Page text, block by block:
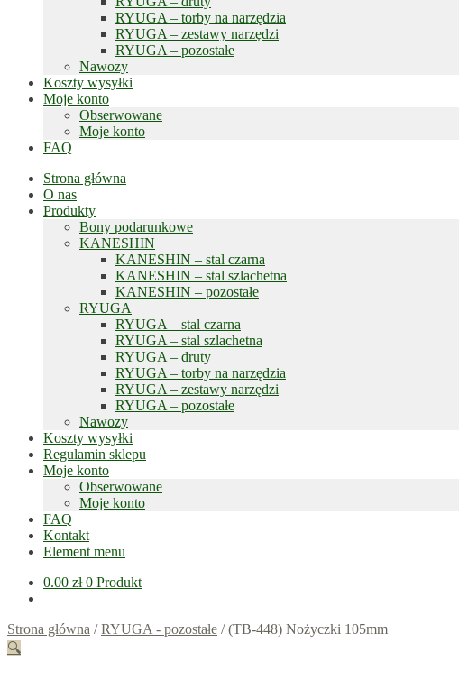
RYUGA – torby na narzędzia
RYUGA – zestawy narzędzi
RYUGA – pozostałe
Nawozy
Koszty wysyłki
Moje konto
Obserwowane
Moje konto
FAQ
Strona główna
O nas
Produkty
Bony podarunkowe
KANESHIN
KANESHIN – stal czarna
KANESHIN – stal szlachetna
KANESHIN – pozostałe
RYUGA
RYUGA – stal czarna
RYUGA – stal szlachetna
RYUGA – druty
RYUGA – torby na narzędzia
RYUGA – zestawy narzędzi
RYUGA – pozostałe
Nawozy
Koszty wysyłki
Regulamin sklepu
Moje konto
Obserwowane
Moje konto
FAQ
Kontakt
Element menu
0.00 zł 0 Produkt
Strona główna /RYUGA - pozostałe /(TB-448) Nożyczki 105mm
🔍